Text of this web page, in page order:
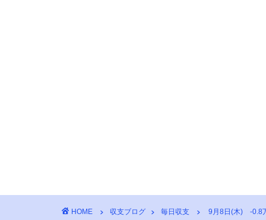
HOME 収支ブログ 毎日収支 9月8日(木) -0.8